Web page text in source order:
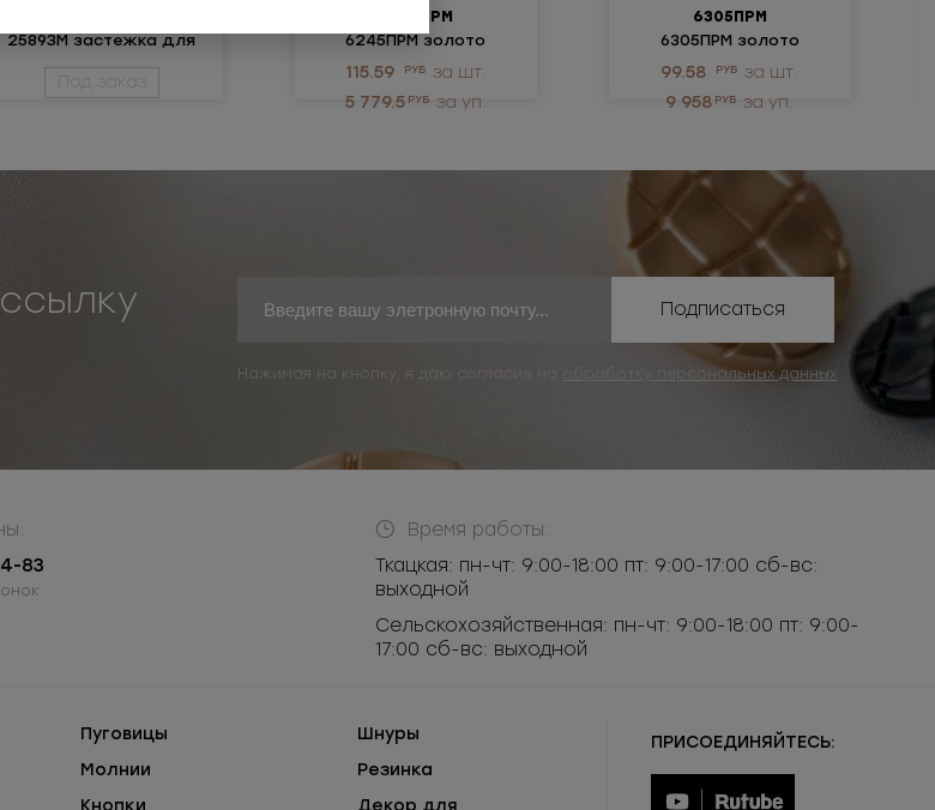
2589ЗМ застежка для
купальника
Под заказ
6245ПРМ
6245ПРМ золото
115.59 РУБ за шт.
5 779.5 РУБ за уп.
6305ПРМ
6305ПРМ золото
99.58 РУБ за шт.
9 958 РУБ за уп.
Подписаться
Нажимая на кнопку, я даю согласие на обработку персональных данных
83
Время работы:
Ткацкая: пн-чт: 9:00-18:00 пт: 9:00-17:00 сб-вс:
выходной
Сельскохозяйственная: пн-чт: 9:00-18:00 пт: 9:00-
17:00 сб-вс: выходной
Пуговицы
Молнии
Шнуры
Резинка
ПРИСОЕДИНЯЙТЕСЬ: